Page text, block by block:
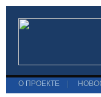
О ПРОЕКТЕ